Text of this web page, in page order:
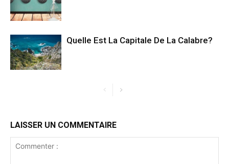
Quelle Est La Capitale De La Calabre?
LAISSER UN COMMENTAIRE